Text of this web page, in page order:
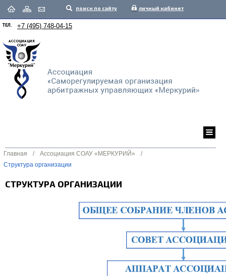
поиск по сайту личный кабинет
ТЕЛ. +7 (495) 748-04-15
Главная / Ассоциация СОАУ «МЕРКУРИЙ»
/
Структура организации
СТРУКТУРА ОРГАНИЗАЦИИ